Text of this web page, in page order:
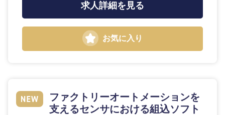
求人詳細を見る
お気に入り
ファクトリーオートメーションを
支えるセンサにおける組込ソフト